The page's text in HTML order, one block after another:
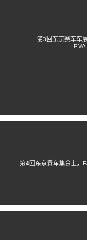
第3回东京赛车车
EVA
第4回东京赛车集会上，